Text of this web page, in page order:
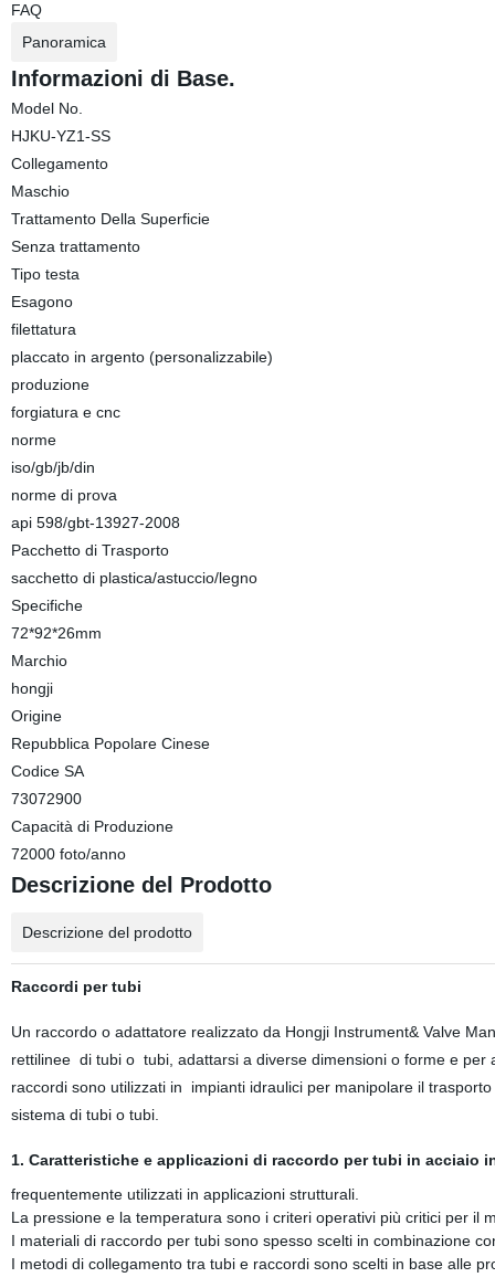
FAQ
Panoramica
Informazioni di Base.
Model No.
HJKU-YZ1-SS
Collegamento
Maschio
Trattamento Della Superficie
Senza trattamento
Tipo testa
Esagono
filettatura
placcato in argento (personalizzabile)
produzione
forgiatura e cnc
norme
iso/gb/jb/din
norme di prova
api 598/gbt-13927-2008
Pacchetto di Trasporto
sacchetto di plastica/astuccio/legno
Specifiche
72*92*26mm
Marchio
hongji
Origine
Repubblica Popolare Cinese
Codice SA
73072900
Capacità di Produzione
72000 foto/anno
Descrizione del Prodotto
Descrizione del prodotto
Raccordi per tubi
Un raccordo o adattatore realizzato da Hongji Instrument& Valve
rettilinee di tubio tubi, adattarsi a diverse dimensioni o forme e
raccordi sono utilizzati in
impianti idrauliciper manipolare il trasporto
sistema di tubi o tubi.
1. Caratteristiche e applicazioni di raccordo per tubi in acciaio
frequentemente utilizzati in applicazioni strutturali.
La pressione e la temperatura sono i criteri operativi più critici per il
I materiali di raccordo per tubi sono spesso scelti in combinazione
I metodi di collegamento tra tubi e raccordi sono scelti in base alle